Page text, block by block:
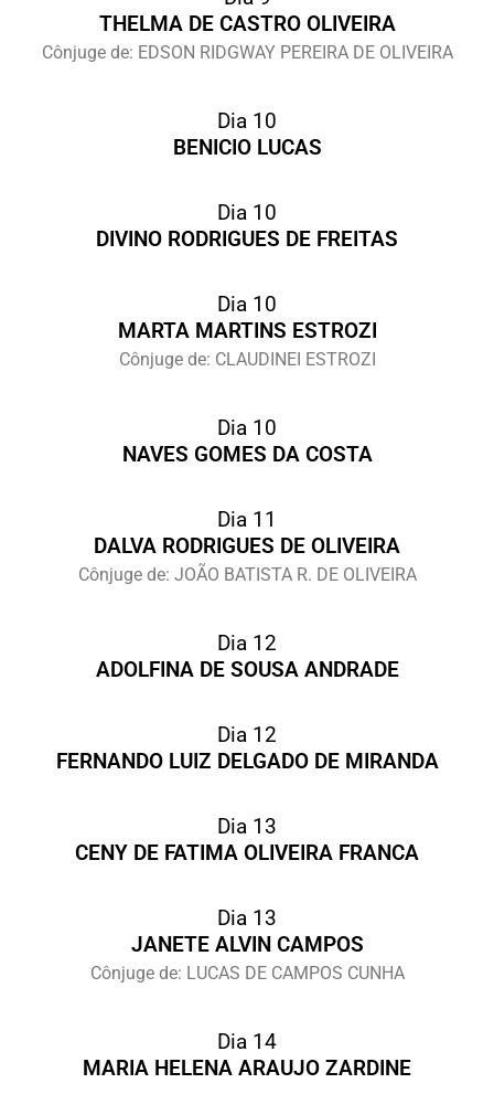
THELMA DE CASTRO OLIVEIRA
Cônjuge de: EDSON RIDGWAY PEREIRA DE OLIVEIRA
Dia 10
BENICIO LUCAS
Dia 10
DIVINO RODRIGUES DE FREITAS
Dia 10
MARTA MARTINS ESTROZI
Cônjuge de: CLAUDINEI ESTROZI
Dia 10
NAVES GOMES DA COSTA
Dia 11
DALVA RODRIGUES DE OLIVEIRA
Cônjuge de: JOÃO BATISTA R. DE OLIVEIRA
Dia 12
ADOLFINA DE SOUSA ANDRADE
Dia 12
FERNANDO LUIZ DELGADO DE MIRANDA
Dia 13
CENY DE FATIMA OLIVEIRA FRANCA
Dia 13
JANETE ALVIN CAMPOS
Cônjuge de: LUCAS DE CAMPOS CUNHA
Dia 14
MARIA HELENA ARAUJO ZARDINE